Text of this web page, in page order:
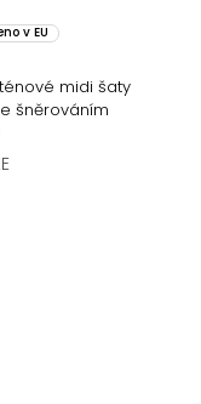
v EU
midi šaty
šněrováním